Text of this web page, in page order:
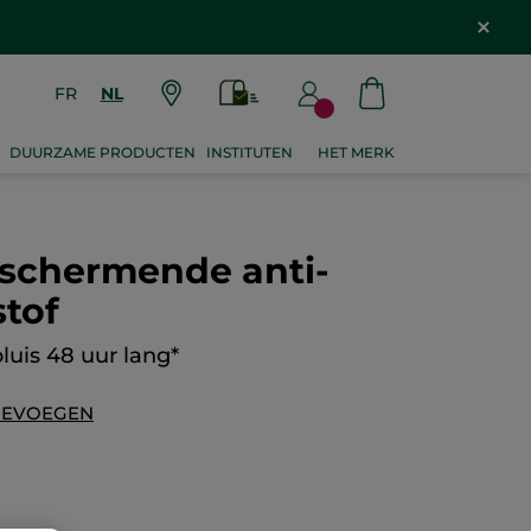
FR NL
DUURZAME PRODUCTEN INSTITUTEN HET MERK
anti-
48 uur lang*